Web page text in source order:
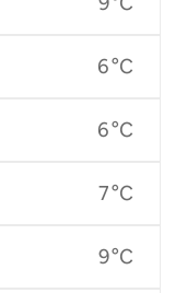
6 °C
6 °C
7 °C
9 °C